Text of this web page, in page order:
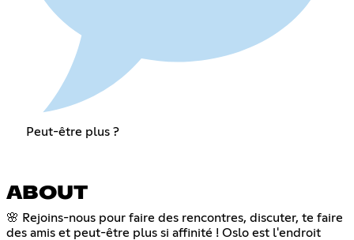
Peut-être plus ?
ABOUT
🌸 Rejoins-nous pour faire des rencontres, discuter, te faire
des amis et peut-être plus si affinité ! Oslo est l'endroit